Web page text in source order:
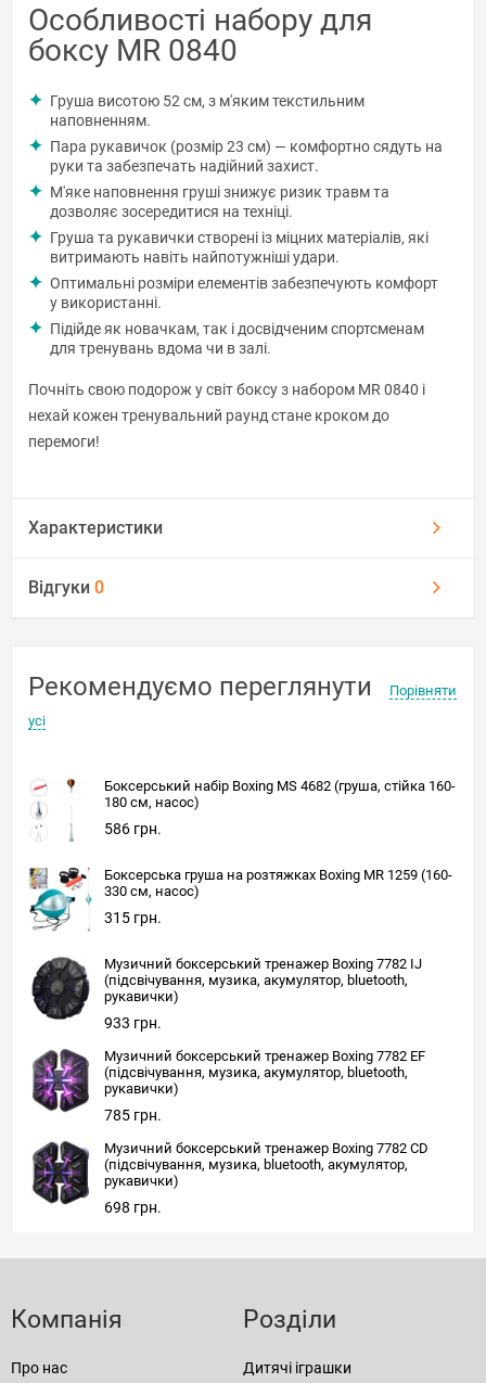
Особливості набору для
боксу MR 0840
Груша висотою 52 см, з м'яким текстильним
наповненням.
Пара рукавичок (розмір 23 см) — комфортно сядуть на
руки та забезпечать надійний захист.
М'яке наповнення груші знижує ризик травм та
дозволяє зосередитися на техніці.
Груша та рукавички створені із міцних матеріалів, які
витримають навіть найпотужніші удари.
Оптимальні розміри елементів забезпечують комфорт
у використанні.
Підійде як новачкам, так і досвідченим спортсменам
для тренувань вдома чи в залі.
Почніть свою подорож у світ боксу з набором MR 0840 і
нехай кожен тренувальний раунд стане кроком до
перемоги!
Характеристики
Відгуки 0
Рекомендуємо переглянути
Порівняти
усі
Боксерський набір Boxing MS 4682 (груша, стійка 160-
180 см, насос)
586 грн.
Боксерська груша на розтяжках Boxing MR 1259 (160-
330 см, насос)
315 грн.
Музичний боксерський тренажер Boxing 7782 IJ
(підсвічування, музика, акумулятор, bluetooth,
рукавички)
933 грн.
Музичний боксерський тренажер Boxing 7782 EF
(підсвічування, музика, акумулятор, bluetooth,
рукавички)
785 грн.
Музичний боксерський тренажер Boxing 7782 CD
(підсвічування, музика, bluetooth, акумулятор,
рукавички)
698 грн.
Компанія
Про нас
Розділи
Дитячі іграшки